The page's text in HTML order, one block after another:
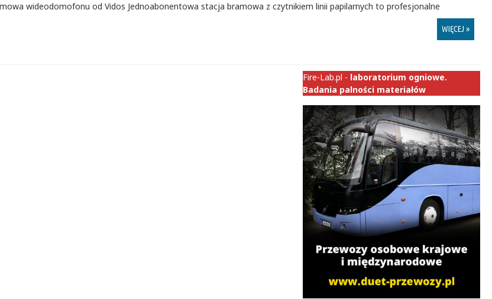
wideodomofonu od Vidos Jednoabonentowa stacja bramowa z czytnikiem linii papilarnych to profesjonalne
WIĘCEJ »
Fire-Lab.pl - laboratorium ogniowe.
Badania palności materiałów